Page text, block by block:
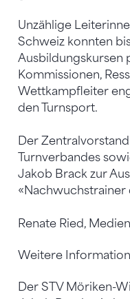
Unzählige
Schweiz konnten
Ausbildungskursen
Kommissionen,
Wettkampfleiter
den Turnsport.
Der
Turnverbandes
Jakob Brack zur
«Nachwuchstrainer
Renate Ried,
Weitere
Der STV Möriken-